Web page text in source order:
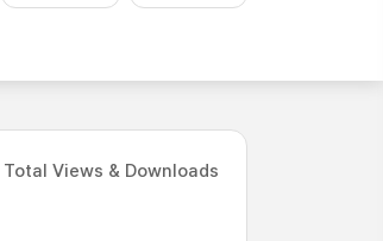
Total Views & Downloads